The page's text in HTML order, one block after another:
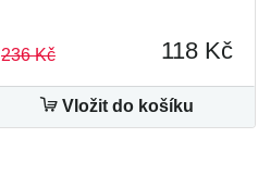
236 Kč 118 Kč
Vložit do košíku